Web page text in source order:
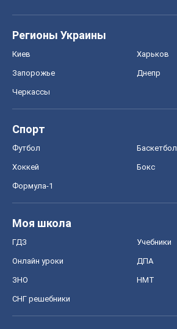
Регионы Украины
Киев Харьков
Запорожье Днепр
Черкассы
Спорт
Футбол Баскетбол
Хоккей Бокс
Формула-1
Моя школа
ГДЗ Учебники
Онлайн уроки ДПА
ЗНО НМТ
СНГ решебники